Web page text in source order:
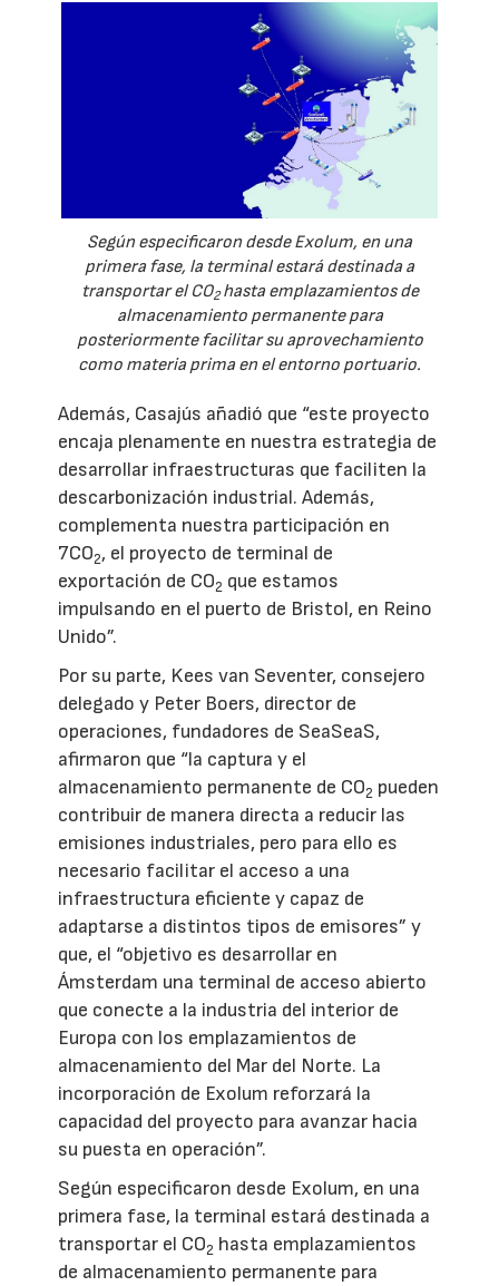
Según especificaron desde Exolum, en una
primera fase, la terminal estará destinada a
transportar el CO2hasta emplazamientos de
almacenamiento permanente para
posteriormente facilitar su aprovechamiento
como materia prima en el entorno portuario.
Además, Casajús añadió que “este proyecto
encaja plenamente en nuestra estrategia de
desarrollar infraestructuras que faciliten la
descarbonización industrial. Además,
complementa nuestra participación en
7CO2, el proyecto de terminal de
exportación de CO2 que estamos
impulsando en el puerto de Bristol, en Reino
Unido”.
Por su parte, Kees van Seventer, consejero
delegado y Peter Boers, director de
operaciones, fundadores de SeaSeaS,
afirmaron que “la captura y el
almacenamiento permanente de CO2 pueden
contribuir de manera directa a reducir las
emisiones industriales, pero para ello es
necesario facilitar el acceso a una
infraestructura eficiente y capaz de
adaptarse a distintos tipos de emisores” y
que, el “objetivo es desarrollar en
Ámsterdam una terminal de acceso abierto
que conecte a la industria del interior de
Europa con los emplazamientos de
almacenamiento del Mar del Norte. La
incorporación de Exolum reforzará la
capacidad del proyecto para avanzar hacia
su puesta en operación”.
Según especificaron desde Exolum, en una
primera fase, la terminal estará destinada a
transportar el CO2 hasta emplazamientos
de almacenamiento permanente para